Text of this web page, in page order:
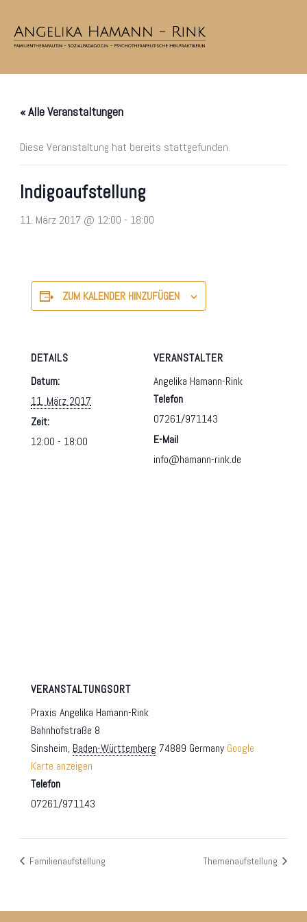
Inhalt
springen
« Alle Veranstaltungen
Diese Veranstaltung hat bereits stattgefunden.
Indigoaufstellung
11. März 2017 @ 12:00 - 18:00
ZUM KALENDER HINZUFÜGEN
DETAILS
Datum:
11. März 2017
Zeit:
12:00 - 18:00
VERANSTALTER
Angelika Hamann-Rink
Telefon
07261/971143
E-Mail
info@hamann-rink.de
VERANSTALTUNGSORT
Praxis Angelika Hamann-Rink
Bahnhofstraße 8
Sinsheim, Baden-Württemberg 74889 Germany Google
Karte anzeigen
Telefon
07261/971143
Familienaufstellung Themenaufstellung